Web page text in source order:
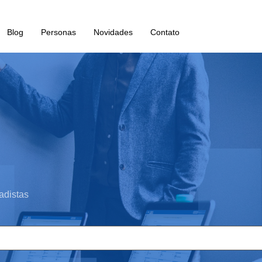
Blog Personas Novidades Contato